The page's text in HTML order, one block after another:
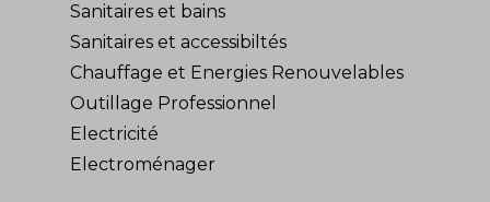
Sanitaires et bains
Sanitaires et accessibiltés
Chauffage et Energies Renouvelables
Outillage Professionnel
Electricité
Electroménager